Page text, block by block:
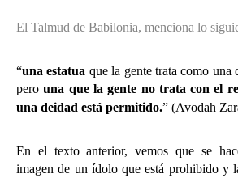
El Talmud de Babilonia, menciona lo
“una estatua que la gente trata como una
perouna que la gente no trata con el
una deidad está permitido.” (Avodah
En el texto anterior, vemos que se
imagen de un ídolo que está prohibido y